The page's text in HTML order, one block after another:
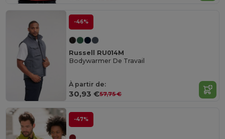
-46%
Russell RU014M
Bodywarmer De Travail
À partir de:
30,93 €57,75 €
-47%